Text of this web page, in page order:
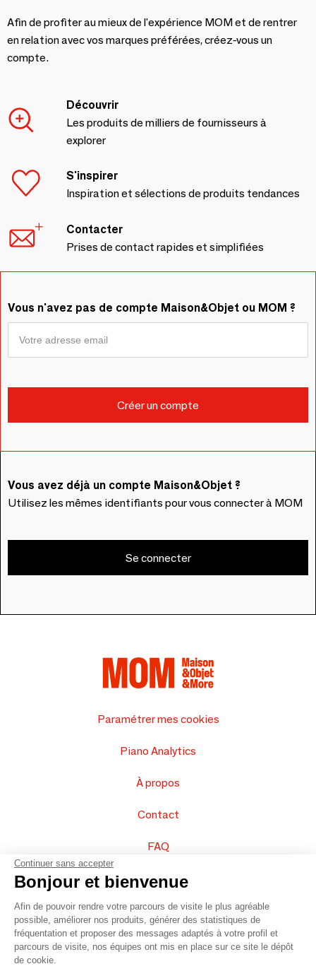
Afin de profiter au mieux de l'expérience MOM et de rentrer
en relation avec vos marques préférées, créez-vous un
compte.
Découvrir
Les produits de milliers de fournisseurs à
explorer
S'inspirer
Inspiration et sélections de produits tendances
Contacter
Prises de contact rapides et simplifiées
Vous n'avez pas de compte Maison&Objet ou MOM ?
Vous avez déjà un compte Maison&Objet ?
Utilisez les mêmes identifiants pour vous connecter à MOM
Se connecter
Paramétrer mes cookies
Piano Analytics
À propos
Contact
FAQ
Vendez vos produits
Plan du site
Continuer sans accepter
Bonjour et bienvenue
Afin de pouvoir rendre votre parcours de visite le plus agréable
possible, améliorer nos produits, générer des statistiques de
fréquentation et proposer des messages adaptés à votre profil et
parcours de visite, nos équipes ont mis en place sur ce site le dépôt
de cookie.